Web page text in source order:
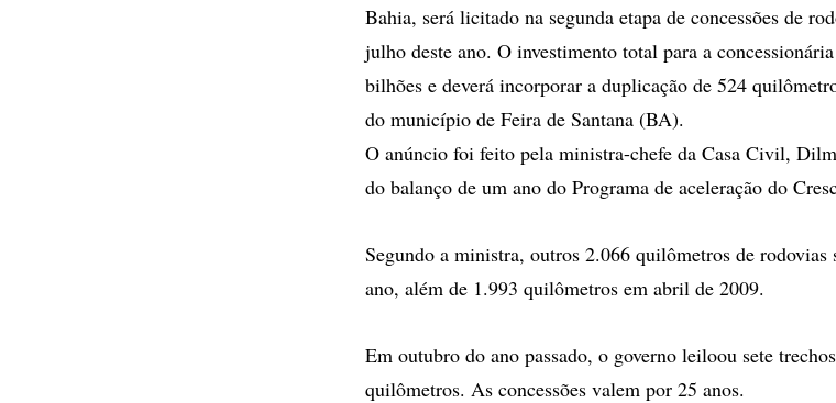
Bahia, será licitado na segunda etapa de concessões de
julho deste ano. O investimento total para a
bilhões e deverá incorporar a duplicação de 524
do município de Feira de Santana (BA).
O anúncio foi feito pela ministra-chefe da Casa Civil,
do balanço de um ano do Programa de aceleração do
Segundo a ministra, outros 2.066 quilômetros de rodovias
ano, além de 1.993 quilômetros em abril de 2009.
Em outubro do ano passado, o governo leiloou sete
quilômetros. As concessões valem por 25 anos.